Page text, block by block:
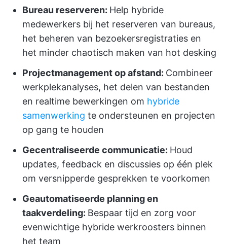
Bureau reserveren: Help hybride
medewerkers bij het reserveren van bureaus,
het beheren van bezoekersregistraties en
het minder chaotisch maken van hot desking
Projectmanagement op afstand: Combineer
werkplekanalyses, het delen van bestanden
en realtime bewerkingen om hybride
samenwerking te ondersteunen en projecten
op gang te houden
Gecentraliseerde communicatie: Houd
updates, feedback en discussies op één plek
om versnipperde gesprekken te voorkomen
Geautomatiseerde planning en
taakverdeling: Bespaar tijd en zorg voor
evenwichtige hybride werkroosters binnen
het team